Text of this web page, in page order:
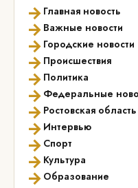
→ Главная новость
→ Важные новости
→ Городские новости
→ Происшествия
→ Политика
→ Федеральные
→ Ростовская область
→ Интервью
→ Спорт
→ Культура
→ Образование